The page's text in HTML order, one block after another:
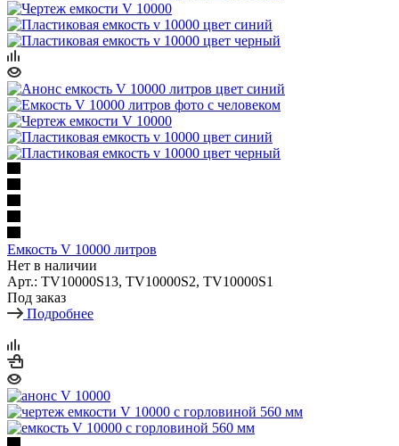
Емкость V 10000 литров
Нет в наличии
Арт.: TV10000S13, TV10000S2, TV10000S1
Под заказ
Подробнее